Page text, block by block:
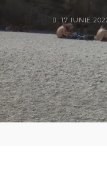
17 IUNIE